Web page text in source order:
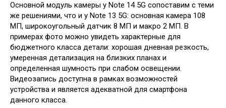
Основной модуль камеры у Note 14 5G сопоставим с теми
же решениями, что и у Note 13 5G: основная камера 108
МП, широкоугольный датчик 8 МП и макро 2 МП. В
примерах фото можно увидеть характерные для
бюджетного класса детали: хорошая дневная резкость,
умеренная детализация на близких планах и
определенная шумность при слабом освещении.
Видеозапись доступна в рамках возможностей
устройства и является адекватной для смартфона
данного класса.